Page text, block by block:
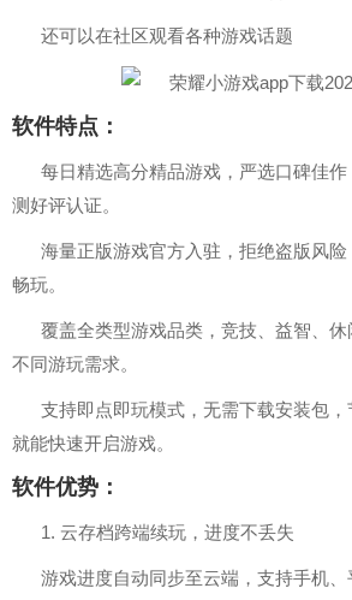
还可以在社区观看各种游戏话题
软件特点：
每日精选高分精品游戏，严选口碑佳
测好评认证。
海量正版游戏官方入驻，拒绝盗版风
畅玩。
覆盖全类型游戏品类，竞技、益智、
不同游玩需求。
支持即点即玩模式，无需下载安装包
就能快速开启游戏。
软件优势：
1. 云存档跨端续玩，进度不丢失
游戏进度自动同步至云端，支持手机